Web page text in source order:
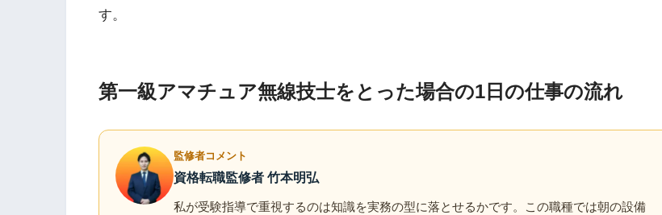
す。
第一級アマチュア無線技士をとった場合の1日の仕事の流れ
監修者コメント
資格転職監修者 竹本明弘
私が受験指導で重視するのは知識を実務の型に落とせるかです。この職種では朝の設備